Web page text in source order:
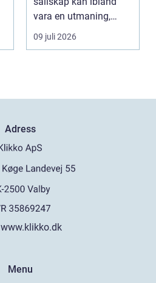
vara en utmaning,
särsk...
09 juli 2026
Adress
www.klikko.dk
Menu